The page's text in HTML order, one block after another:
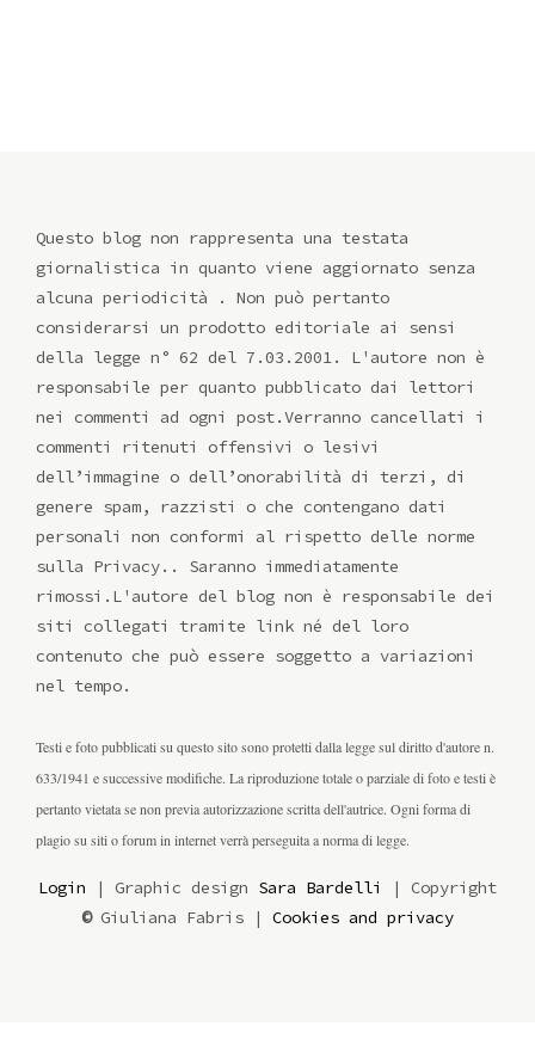
Questo blog non rappresenta una testata
giornalistica in quanto viene aggiornato senza
alcuna periodicità . Non può pertanto
considerarsi un prodotto editoriale ai sensi
della legge n° 62 del 7.03.2001. L'autore non è
responsabile per quanto pubblicato dai lettori
nei commenti ad ogni post.Verranno cancellati i
commenti ritenuti offensivi o lesivi
dell’immagine o dell’onorabilità di terzi, di
genere spam, razzisti o che contengano dati
personali non conformi al rispetto delle norme
sulla Privacy.. Saranno immediatamente
rimossi.L'autore del blog non è responsabile dei
siti collegati tramite link né del loro
contenuto che può essere soggetto a variazioni
nel tempo.
Testi e foto pubblicati su questo sito sono protetti dalla legge sul diritto d'autore n.
633/1941 e successive modifiche. La riproduzione totale o parziale di foto e testi è
pertanto vietata se non previa autorizzazione scritta dell'autrice. Ogni forma di
plagio su siti o forum in internet verrà perseguita a norma di legge.
Login | Graphic design Sara Bardelli
| Copyright
© Giuliana Fabris | Cookies and privacy